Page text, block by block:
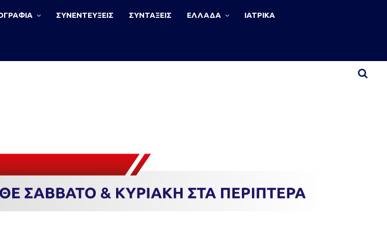
ΣΥΝΕΝΤΕΥΞΕΙΣ ΣΥΝΤΑΞΕΙΣ ΕΛΛΑΔΑ ΙΑΤΡΙΚΑ